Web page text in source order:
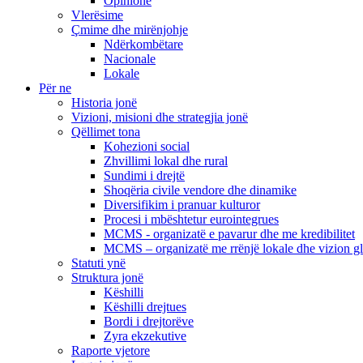
Vlerësime
Çmime dhe mirënjohje
Ndërkombëtare
Nacionale
Lokale
Për ne
Historia jonë
Vizioni, misioni dhe strategjia jonë
Qëllimet tona
Kohezioni social
Zhvillimi lokal dhe rural
Sundimi i drejtë
Shoqëria civile vendore dhe dinamike
Diversifikim i pranuar kulturor
Procesi i mbështetur eurointegrues
MCMS - organizatë e pavarur dhe me kredibilitet
MCMS – organizatë me rrënjë lokale dhe vizion
Statuti ynë
Struktura jonë
Këshilli
Këshilli drejtues
Bordi i drejtorëve
Zyra ekzekutive
Raporte vjetore